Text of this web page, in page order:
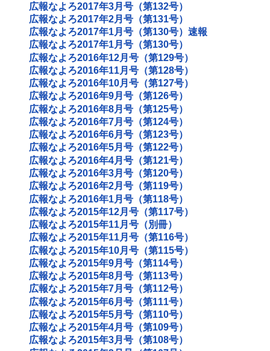
広報なよろ2017年3月号（第132号）
広報なよろ2017年2月号（第131号）
広報なよろ2017年1月号（第130号）速報
広報なよろ2017年1月号（第130号）
広報なよろ2016年12月号（第129号）
広報なよろ2016年11月号（第128号）
広報なよろ2016年10月号（第127号）
広報なよろ2016年9月号（第126号）
広報なよろ2016年8月号（第125号）
広報なよろ2016年7月号（第124号）
広報なよろ2016年6月号（第123号）
広報なよろ2016年5月号（第122号）
広報なよろ2016年4月号（第121号）
広報なよろ2016年3月号（第120号）
広報なよろ2016年2月号（第119号）
広報なよろ2016年1月号（第118号）
広報なよろ2015年12月号（第117号）
広報なよろ2015年11月号（別冊）
広報なよろ2015年11月号（第116号）
広報なよろ2015年10月号（第115号）
広報なよろ2015年9月号（第114号）
広報なよろ2015年8月号（第113号）
広報なよろ2015年7月号（第112号）
広報なよろ2015年6月号（第111号）
広報なよろ2015年5月号（第110号）
広報なよろ2015年4月号（第109号）
広報なよろ2015年3月号（第108号）